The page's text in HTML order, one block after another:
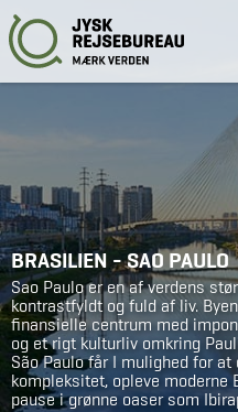
BRASILIEN - SAO PAULO
Sao Paulo er en af verdens
kontrastfyldt og fuld af liv.
finansielle centrum med
og et rigt kulturliv omkring
São Paulo får I mulighed for
kompleksitet, opleve
pause i grønne oaser som